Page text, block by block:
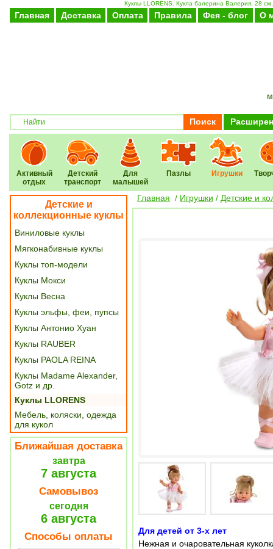
Куклы LLORENS. Кукла балерина Валерия, 28
Главная Доставка Оплата Правила Фея - блог О
Поиск
Активный
отдых
Детский
транспорт
Для
малышей
Пазлы Игрушки
Детские и
коллекционные куклы
Виниловые куклы
Мягконабивные куклы
Куклы топ-модели
Куклы Мокси
Куклы Весна
Куклы эльфы, феи, пупсы
Куклы Антонио Хуан
Куклы RAUBER
Куклы PAOLA REINA
Куклы Madame Alexander,
Gotz и др.
Куклы LLORENS
Мебель, коляски, одежда
для кукол
Ближайшая доставка
завтра
7 августа
Самовывоз
сегодня
6 августа
Способы оплаты
Главная / Игрушки / Детские и
Для детей от 3-х лет
Нежная и очаровательная